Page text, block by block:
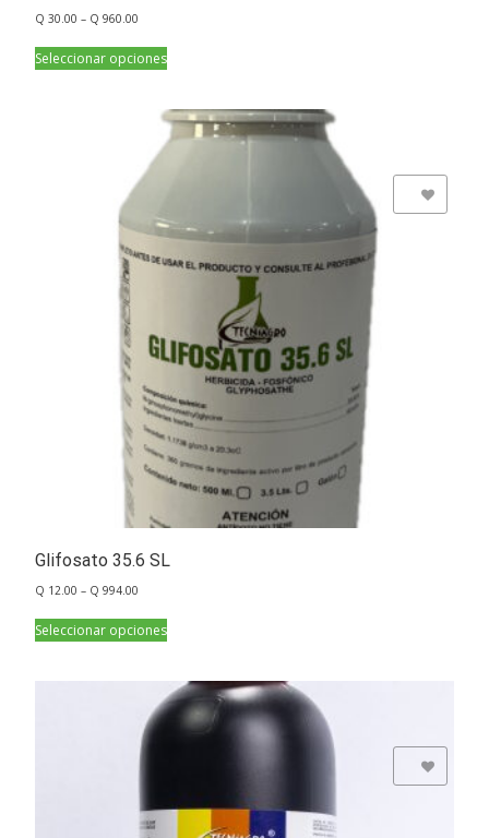
Q 30.00 – Q 960.00
Seleccionar opciones
Glifosato 35.6 SL
Q 12.00 – Q 994.00
Seleccionar opciones